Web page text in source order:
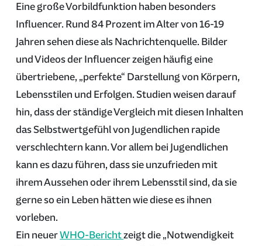
Eine große Vorbildfunktion haben besonders
Influencer. Rund 84 Prozent im Alter von 16-19
Jahren sehen diese als Nachrichtenquelle. Bilder
und Videos der Influencer zeigen häufig eine
übertriebene, „perfekte“ Darstellung von Körpern,
Lebensstilen und Erfolgen. Studien weisen darauf
hin, dass der ständige Vergleich mit diesen Inhalten
das Selbstwertgefühl von Jugendlichen rapide
verschlechtern kann. Vor allem bei Jugendlichen
kann es dazu führen, dass sie unzufrieden mit
ihrem Aussehen oder ihrem Lebensstil sind, da sie
gerne so ein Leben hätten wie diese es ihnen
vorleben.
Ein neuerWHO-Berichtzeigt die „Notwendigkeit